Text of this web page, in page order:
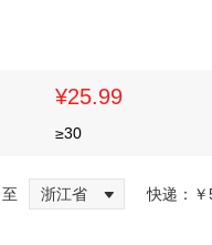
¥25.99
≥30
至 浙江省 快递：